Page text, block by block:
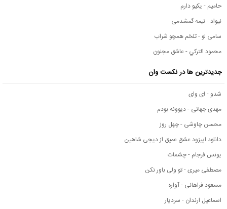
حامیم - یکیو دارم
نیواد - نیمه گمشدمی
سامی لو - تلخم همچو شراب
محمود التركي - عاشق مجنون
جدیدترین ها در نکست وان
شدو - ای وای
مهدی جهانی - دیوونه بودم
محسن چاوشی - چهل روز
دانلود اپیزود عشق عمیق از دیجی شاهین
یونس فرجام - چشمات
مصطفی میری - تو ولی باور نکن
مسعود فراهانی - آواره
اسماعیل ارندان - سردیار